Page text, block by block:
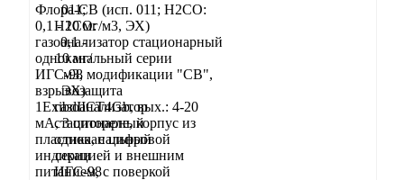
Флора-СВ (исп. 011; Н2СО:
0,1 - 10 мг/м3, ЭХ)
газоанализатор стационарный
одноканальный серии
ИГС-98 модификации "СВ",
взрывозащита
1ExibdIIСT4Gb, вых.: 4-20
мА, 3 оптореле, корпус из
пластика, с цифровой
индикацией и внешним
питанием, с поверкой